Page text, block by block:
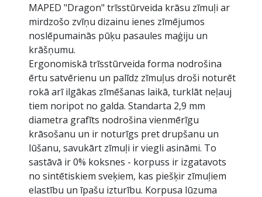
MAPED "Dragon" trīsstūrveida krāsu zīmuļi ar
mirdzošo zvīņu dizainu ienes zīmējumos
noslēpumainās pūķu pasaules maģiju un
krāšņumu.
Ergonomiskā trīsstūrveida forma nodrošina
ērtu satvērienu un palīdz zīmuļus droši noturēt
rokā arī ilgākas zīmēšanas laikā, turklāt neļauj
tiem noripot no galda. Standarta 2,9 mm
diametra grafīts nodrošina vienmērīgu
krāsošanu un ir noturīgs pret drupšanu un
lūšanu, savukārt zīmuļi ir viegli asināmi. To
sastāvā ir 0% koksnes - korpuss ir izgatavots
no sintētiskiem sveķiem, kas piešķir zīmuļiem
elastību un īpašu izturību. Korpusa lūzuma